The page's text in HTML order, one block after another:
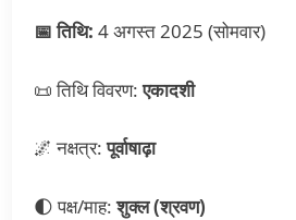
📅 तिथि:4 अगस्त 2025 (सोमवार)
📜 तिथि विवरण:एकादशी
🌌 नक्षत्र:पूर्वाषाढ़ा
🌓 पक्ष/माह:शुक्ल (श्रवण)